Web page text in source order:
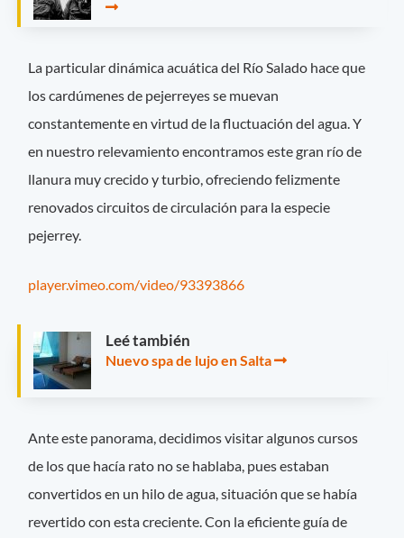
La particular dinámica acuática del Río Salado hace que
los cardúmenes de pejerreyes se muevan
constantemente en virtud de la fluctuación del agua. Y
en nuestro relevamiento encontramos este gran río de
llanura muy crecido y turbio, ofreciendo felizmente
renovados circuitos de circulación para la especie
pejerrey.
player.vimeo.com/video/93393866
Leé también
Nuevo spa de lujo en Salta
Ante este panorama, decidimos visitar algunos cursos
de los que hacía rato no se hablaba, pues estaban
convertidos en un hilo de agua, situación que se había
revertido con esta creciente. Con la eficiente guía de